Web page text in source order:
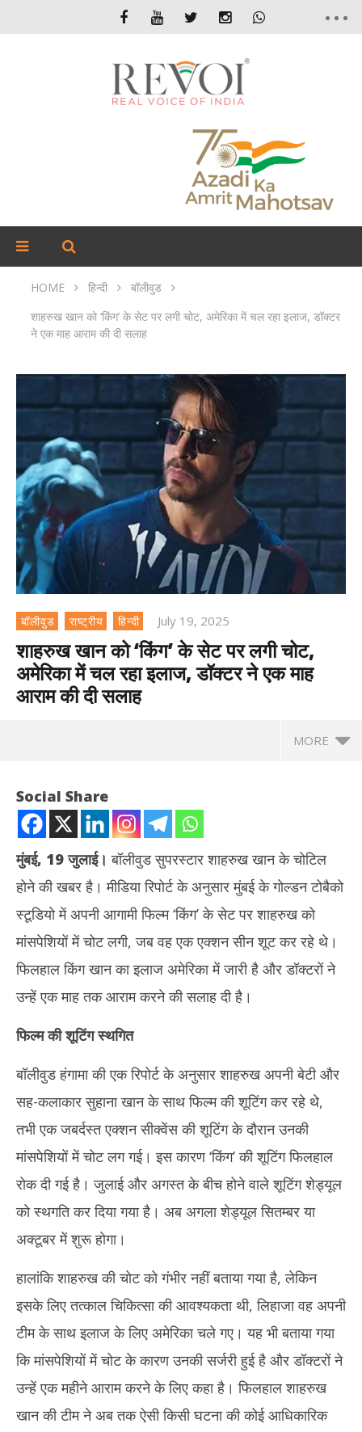
HOME हिन्दी
बॉलीवुड
शाहरुख खान को ‘किंग’ के सेट पर लगी चोट, अमेरिका में चल रहा इलाज, डॉक्‍टर
ने एक माह आराम की दी सलाह
बॉलीवुड राष्ट्रीय हिन्दी July 19, 2025
शाहरुख खान को ‘किंग’ के सेट पर लगी चोट,
अमेरिका में चल रहा इलाज, डॉक्‍टर ने एक माह
आराम की दी सलाह
MORE
एक माह आराम की दी सलाह
19,
2025
Social Share
मुंबई, 19 जुलाई। बॉलीवुड सुपरस्टार शाहरुख खान के चोटिल
होने की खबर है। मीडिया रिपोर्ट के अनुसार मुंबई के गोल्डन टोबैको
स्टूडियो में अपनी आगामी फिल्म ‘किंग’ के सेट पर शाहरुख को
मांसपेशियों में चोट लगी, जब वह एक एक्शन सीन शूट कर रहे थे।
फिलहाल किंग खान का इलाज अमेरिका में जारी है और डॉक्टरों ने
उन्हें एक माह तक आराम करने की सलाह दी है।
फिल्मकी शूटिंग स्थगित
बॉलीवुड हंगामा की एक रिपोर्ट के अनुसार शाहरुख अपनी बेटी और
सह-कलाकार सुहाना खान के साथ फिल्म की शूटिंग कर रहे थे,
तभी एक जबर्दस्त एक्शन सीक्वेंस की शूटिंग के दौरान उनकी
मांसपेशियों में चोट लग गई। इस कारण ‘किंग’ की शूटिंग फिलहाल
रोक दी गई है। जुलाई और अगस्त के बीच होने वाले शूटिंग शेड्यूल
को स्थगति कर दिया गया है। अब अगला शेड्यूल सितम्बर या
अक्टूबर में शुरू होगा।
हालांकि शाहरुख की चोट को गंभीर नहीं बताया गया है, लेकिन
इसके लिए तत्काल चिकित्सा की आवश्यकता थी, लिहाजा वह अपनी
टीम के साथ इलाज के लिए अमेरिका चले गए। यह भी बताया गया
कि मांसपेशियों में चोट के कारण उनकी सर्जरी हुई है और डॉक्टरों ने
उन्हें एक महीने आराम करने के लिए कहा है। फिलहाल शाहरुख
खान की टीम ने अब तक ऐसी किसी घटना की कोई आध‍िकारिक